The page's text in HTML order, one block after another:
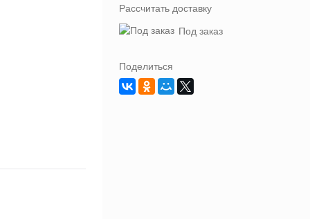
Рассчитать доставку
Под заказ
Поделиться